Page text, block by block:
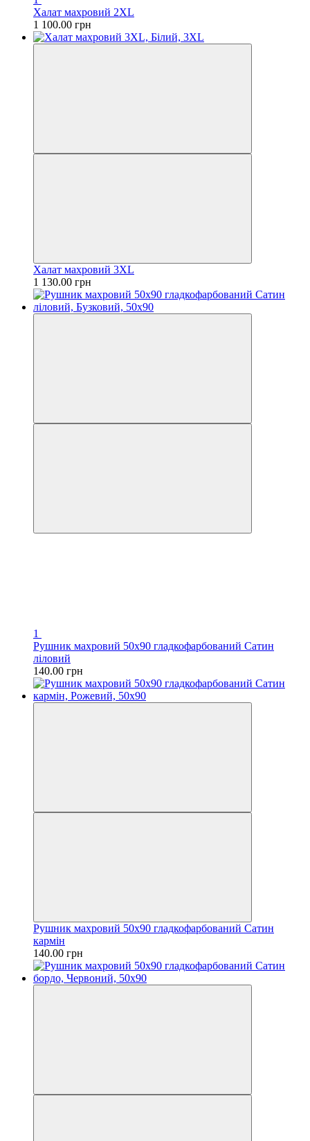
Халат махровий 2XL
1 100.00 грн
Халат махровий 3XL
1 130.00 грн
1
Рушник махровий 50х90 гладкофарбований Сатин
ліловий
140.00 грн
Рушник махровий 50х90 гладкофарбований Сатин
кармін
140.00 грн